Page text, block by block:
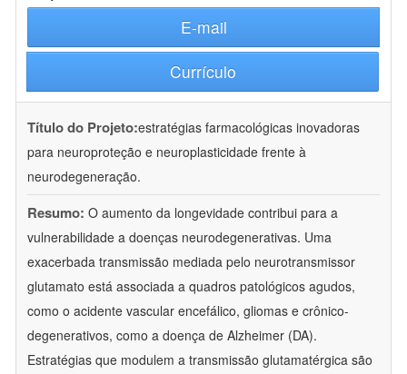
E-mail
Currículo
Título do Projeto:estratégias farmacológicas inovadoras
para neuroproteção e neuroplasticidade frente à
neurodegeneração.
Resumo: O aumento da longevidade contribui para a
vulnerabilidade a doenças neurodegenerativas. Uma
exacerbada transmissão mediada pelo neurotransmissor
glutamato está associada a quadros patológicos agudos,
como o acidente vascular encefálico, gliomas e crônico-
degenerativos, como a doença de Alzheimer (DA).
Estratégias que modulem a transmissão glutamatérgica são